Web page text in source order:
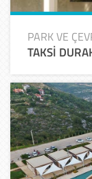
PARK VE
TAKSİ